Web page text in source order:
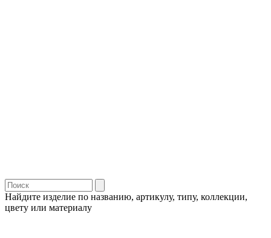
Найдите изделие по названию, артикулу, типу, коллекции,
цвету или материалу